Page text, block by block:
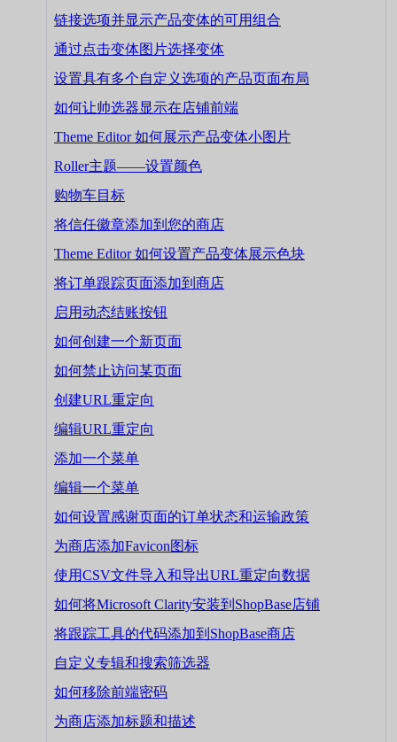
链接选项并显示产品变体的可用组合
通过点击变体图片选择变体
设置具有多个自定义选项的产品页面布局
如何让帅选器显示在店铺前端
Theme Editor 如何展示产品变体小图片
Roller主题——设置颜色
购物车目标
将信任徽章添加到您的商店
Theme Editor 如何设置产品变体展示色块
将订单跟踪页面添加到商店
启用动态结账按钮
如何创建一个新页面
如何禁止访问某页面
创建URL重定向
编辑URL重定向
添加一个菜单
编辑一个菜单
如何设置感谢页面的订单状态和运输政策
为商店添加Favicon图标
使用CSV文件导入和导出URL重定向数据
如何将Microsoft Clarity安装到ShopBase店铺
将跟踪工具的代码添加到ShopBase商店
自定义专辑和搜索筛选器
如何移除前端密码
为商店添加标题和描述